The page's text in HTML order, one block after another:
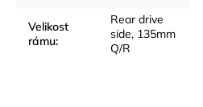
Velikost
rámu:
Rear drive
side, 135mm
Q/R